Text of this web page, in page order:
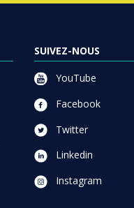
SUIVEZ-NOUS
YouTube
Facebook
Twitter
Linkedin
Instagram